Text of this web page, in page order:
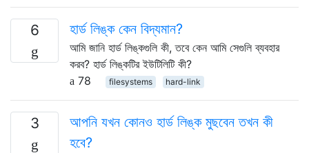
6 হার্ড লিঙ্ক কেন বিদ্যমান?
আমি জানি হার্ড লিঙ্কগুলি কী, তবে কেন আমি সেগুলি ব্যবহার
করব? হার্ড লিঙ্কটির ইউটিলিটি কী?
78
filesystems hard-link
3
আপনি যখন কোনও হার্ড লিঙ্ক মুছবেন তখন কী
হবে?